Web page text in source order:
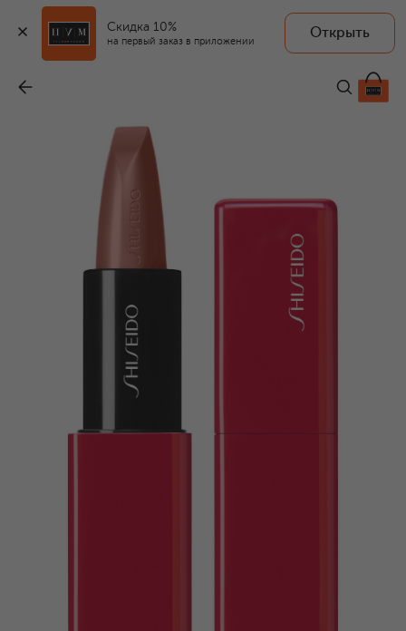
Скидка 10%
на первый заказ в приложении
Открыть
4 680 ₽